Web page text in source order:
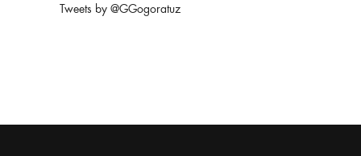
Tweets by @GGogoratuz